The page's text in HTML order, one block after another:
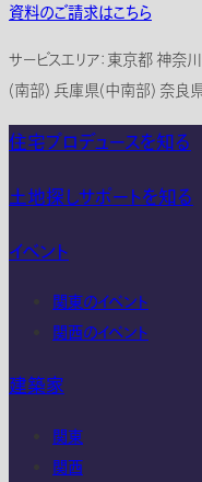
資料のご請求はこちら
サービスエリア：東京都 神
(南部) 兵庫県(中南部) 奈良
住宅プロデュースを知る
土地探しサポートを知る
イベント
関東のイベント
関西のイベント
建築家
関東
関西